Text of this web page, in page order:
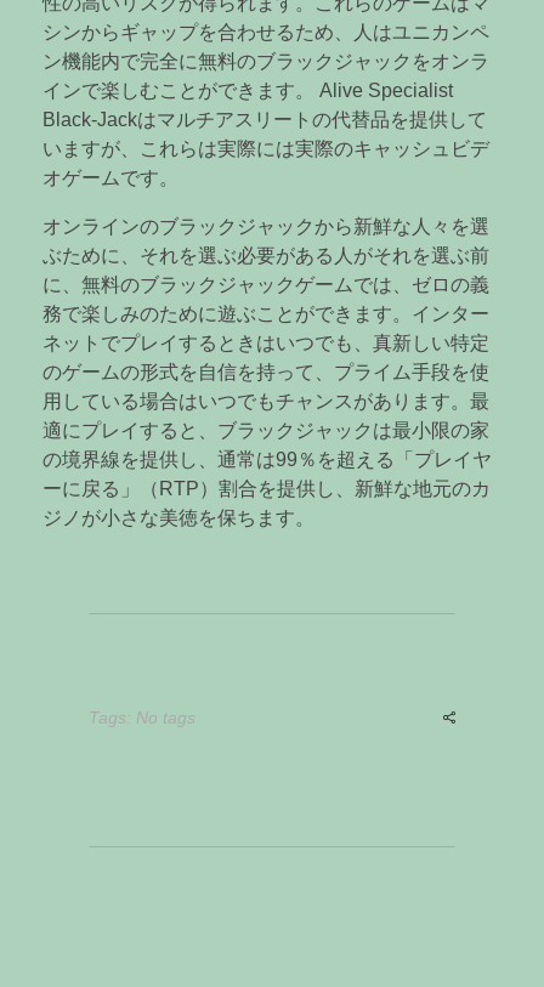
シンからギャップを合わせるため、人はユニカンペ
ン機能内で完全に無料のブラックジャックをオンラ
インで楽しむことができます。 Alive Specialist
Black-Jackはマルチアスリートの代替品を提供して
いますが、これらは実際には実際のキャッシュビデ
オゲームです。
オンラインのブラックジャックから新鮮な人々を選
ぶために、それを選ぶ必要がある人がそれを選ぶ前
に、無料のブラックジャックゲームでは、ゼロの義
務で楽しみのために遊ぶことができます。インター
ネットでプレイするときはいつでも、真新しい特定
のゲームの形式を自信を持って、プライム手段を使
用している場合はいつでもチャンスがあります。最
適にプレイすると、ブラックジャックは最小限の家
の境界線を提供し、通常は99％を超える「プレイヤ
ーに戻る」（RTP）割合を提供し、新鮮な地元のカ
ジノが小さな美徳を保ちます。
Tags: No tags